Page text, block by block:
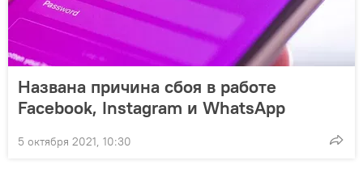
Названа причина сбоя в работе
Facebook, Instagram и WhatsApp
5 октября 2021, 10:30